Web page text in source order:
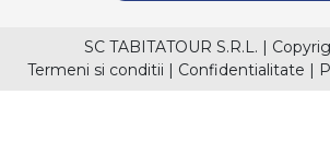
SC TABITATOUR S.R.L. |
Termeni si conditii | Confidentialitate |